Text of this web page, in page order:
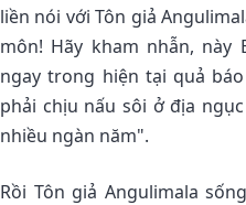
liền nói với Tôn giả
môn! Hãy kham nhẫn, này
ngay trong hiện tại quả
phải chịu nấu sôi ở địa
nhiều ngàn năm".
Rồi Tôn giả Angulimala